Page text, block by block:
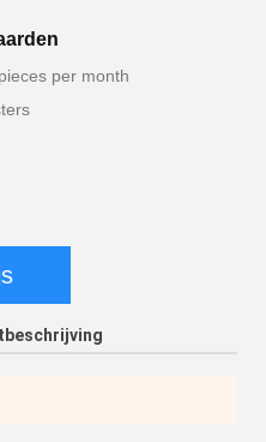
per month